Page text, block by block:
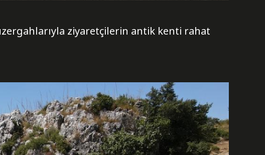
ziyaretçilerin antik kenti rahat